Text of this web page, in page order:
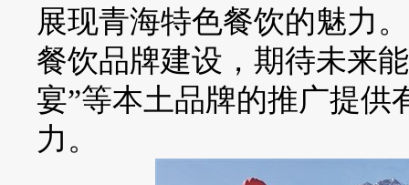
展现青海特色餐饮的魅力
餐饮品牌建设，期待未来
宴”等本土品牌的推广提供
力。